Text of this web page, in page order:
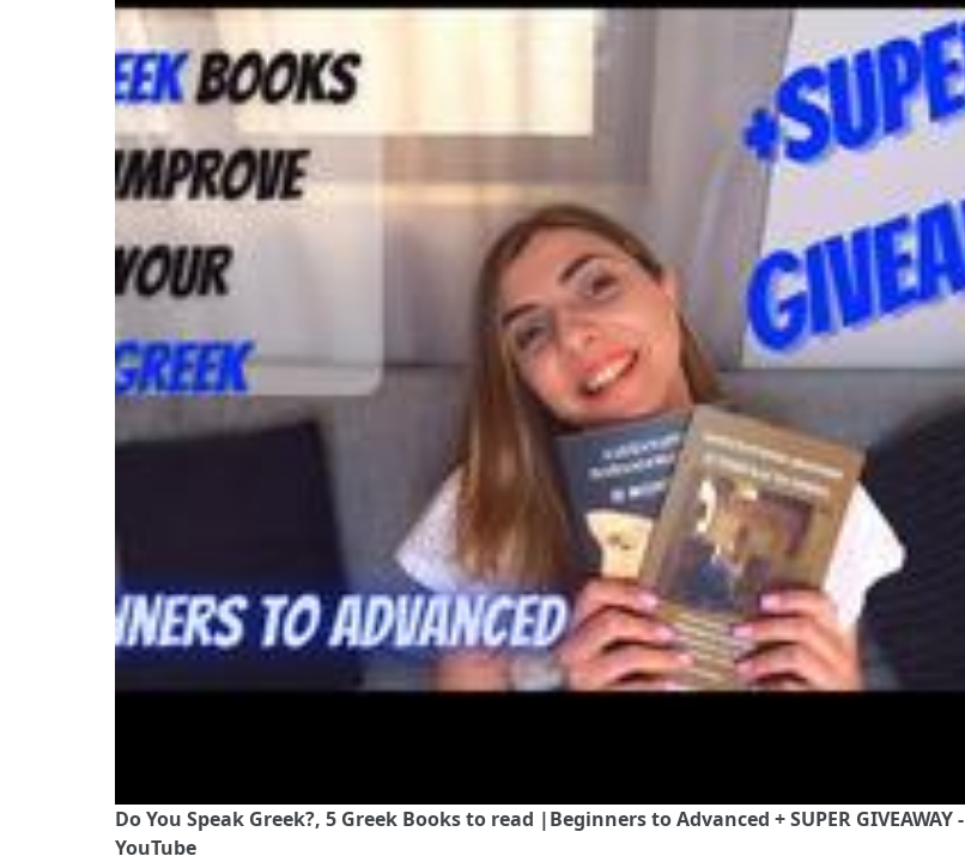
Do You Speak Greek?, 5 Greek Books to read |Beginners to Advanced + SUPER GIVEAWAY -
YouTube